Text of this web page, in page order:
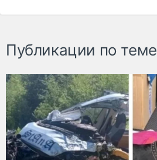
Публикации по теме